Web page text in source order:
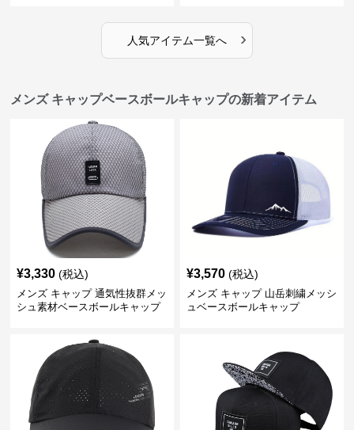
人気アイテム一覧へ ›
メンズ キャップベースボールキャップの新着アイテム
¥3,330 (税込)
メンズ キャップ 通気性抜群メッ
シュ素材ベースボールキャップ
¥3,570 (税込)
メンズ キャップ 山岳刺繍メッシ
ュベースボールキャップ